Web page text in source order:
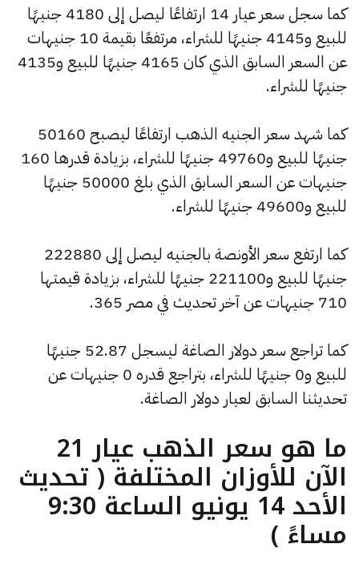
كما سجل سعر عيار 14 ارتفاعًا ليصل إلى 4180 جنيهًا
للبيع و4145 جنيهًا للشراء، مرتفعًا بقيمة 10 جنيهات
عن السعر السابق الذي كان 4165 جنيهًا للبيع و4135
جنيهًا للشراء.
كما شهد سعر الجنيه الذهب ارتفاعًا ليصبح 50160
جنيهًا للبيع و49760 جنيهًا للشراء، بزيادة قدرها 160
جنيهات عن السعر السابق الذي بلغ 50000 جنيهًا
للبيع و49600 جنيهًا للشراء.
كما ارتفع سعر الأونصة بالجنيه ليصل إلى 222880
جنيهًا للبيع و221100 جنيهًا للشراء، بزيادة قيمتها
710 جنيهات عن آخر تحديث في مصر 365.
كما تراجع سعر دولار الصاغة ليسجل 52.87 جنيهًا
للبيع و0 جنيهًا للشراء، بتراجع قدره 0 جنيهات عن
تحديثنا السابق لعيار دولار الصاغة.
ما هو سعر الذهب عيار 21
الآن للأوزان المختلفة ( تحديث
الأحد 14 يونيو الساعة 9:30
مساءً )